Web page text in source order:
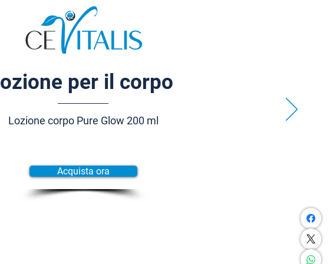
lozione per il corpo
Lozione corpo Pure Glow 200 ml
Acquista ora